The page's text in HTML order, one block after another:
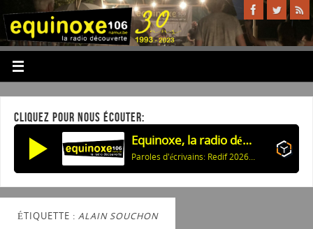
CLIQUEZ POUR NOUS ÉCOUTER:
Equinoxe, la radio découverte
Paroles d'écrivains: Redif 2026: Celui qui revient (K.Han) & Ann d'Angleterre (J.Deck)
ÉTIQUETTE : ALAIN SOUCHON